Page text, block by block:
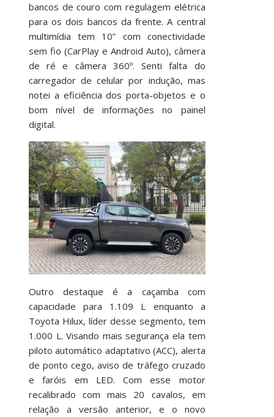
bancos de couro com regulagem elétrica
para os dois bancos da frente. A central
multimídia tem 10” com conectividade
sem fio (CarPlay e Android Auto), câmera
de ré e câmera 360º. Senti falta do
carregador de celular por indução, mas
notei a eficiência dos porta-objetos e o
bom nível de informações no painel
digital.
Outro destaque é a caçamba com
capacidade para 1.109 L enquanto a
Toyota Hilux, líder desse segmento, tem
1.000 L. Visando mais segurança ela tem
piloto automático adaptativo (ACC), alerta
de ponto cego, aviso de tráfego cruzado
e faróis em LED. Com esse motor
recalibrado com mais 20 cavalos, em
relação a versão anterior, e o novo